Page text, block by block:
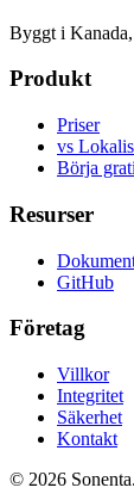
Byggt i
Produkt
Priser
vs
Börja
Resurser
GitHub
Företag
Villkor
Integritet
Säkerhet
Kontakt
© 2026